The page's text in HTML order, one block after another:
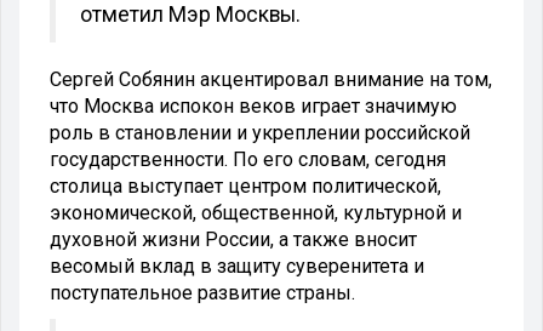
отметил Мэр Москвы.
Сергей Собянин акцентировал внимание на том,
что Москва испокон веков играет значимую
роль в становлении и укреплении российской
государственности. По его словам, сегодня
столица выступает центром политической,
экономической, общественной, культурной и
духовной жизни России, а также вносит
весомый вклад в защиту суверенитета и
поступательное развитие страны.